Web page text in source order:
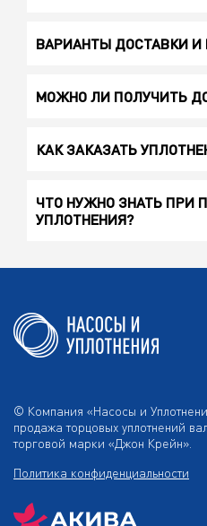
ВАРИАНТЫ ДОСТАВКИ И
МОЖНО ЛИ ПОЛУЧИТЬ
КАК ЗАКАЗАТЬ
ЧТО НУЖНО ЗНАТЬ ПРИ
УПЛОТНЕНИЯ?
© Компания «Насосы и
продажа торцовых уплотнений
торговой марки «Джон Крейн».
Политика конфиденциальности